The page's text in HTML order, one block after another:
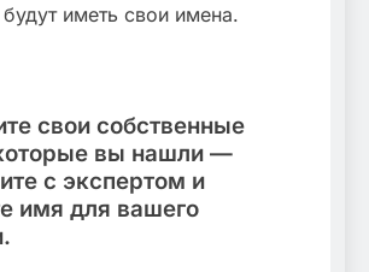
иметь свои имена.
свои собственные
вы нашли —
с экспертом и
имя для вашего